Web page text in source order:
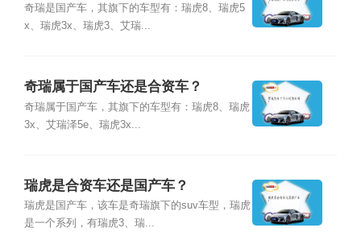
奇瑞是国产车，其旗下的车型有：瑞虎8、瑞虎5
x、瑞虎3x、瑞虎3、艾瑞...
奇瑞属于国产车还是合资车？
奇瑞属于国产车，其旗下的车型有：瑞虎8、瑞虎
3x、艾瑞泽5e、瑞虎3x...
瑞虎是合资车还是国产车？
瑞虎是国产车，该车是奇瑞旗下的suv车型，瑞虎
是一个系列，有瑞虎3、瑞...